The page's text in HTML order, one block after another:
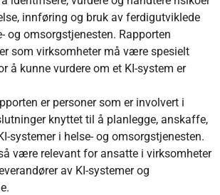
innføring og bruk av ferdigutviklede
og omsorgstjenesten. Rapporten
som virksomheter må være spesielt
å kunne vurdere om et KI-system er
er personer som er involvert i
knyttet til å planlegge, anskaffe,
systemer i helse- og omsorgstjenesten.
være relevant for ansatte i virksomheter
av KI-systemer og